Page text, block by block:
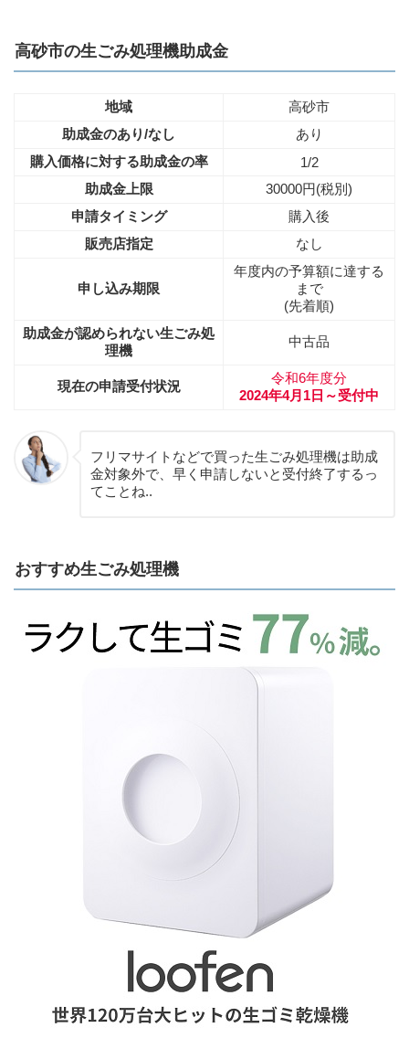
高砂市の生ごみ処理機助成金
地域
高砂市
助成金のあり/なし
あり
購入価格に対する助成金の率
1/2
助成金上限
30000円(税別)
申請タイミング
購入後
販売店指定
なし
申し込み期限
年度内の予算額に達する
まで
(先着順)
助成金が認められない生ごみ処
理機
中古品
現在の申請受付状況
令和6年度分
2024年4月1日～受付中
フリマサイトなどで買った生ごみ処理機は助成
金対象外で、早く申請しないと受付終了するっ
てことね..
おすすめ生ごみ処理機